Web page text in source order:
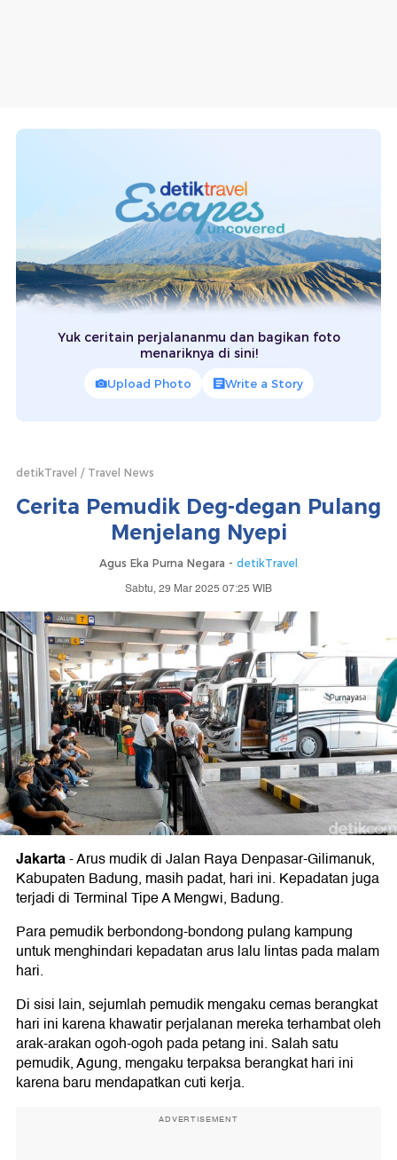
Yuk ceritain perjalananmu dan bagikan foto
menariknya di sini!
Upload Photo Write a Story
detikTravel Travel News
Cerita Pemudik Deg-degan Pulang
Menjelang Nyepi
Agus Eka Purna Negara - detikTravel
Sabtu, 29 Mar 2025 07:25 WIB
Jakarta-Arus mudik di Jalan Raya Denpasar-Gilimanuk,
Kabupaten Badung, masih padat, hari ini. Kepadatan juga
terjadi di Terminal Tipe A Mengwi, Badung.
Para pemudik berbondong-bondong pulang kampung
untuk menghindari kepadatan arus lalu lintas pada malam
hari.
Di sisi lain, sejumlah pemudik mengaku cemas berangkat
hari ini karena khawatir perjalanan mereka terhambat oleh
arak-arakan ogoh-ogoh pada petang ini. Salah satu
pemudik, Agung, mengaku terpaksa berangkat hari ini
karena baru mendapatkan cuti kerja.
ADVERTISEMENT